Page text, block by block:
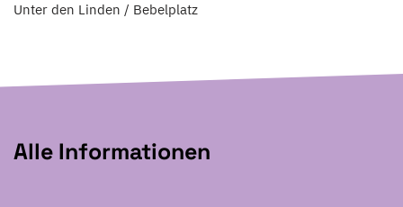
Unter den Linden / Bebelplatz
Alle Informationen